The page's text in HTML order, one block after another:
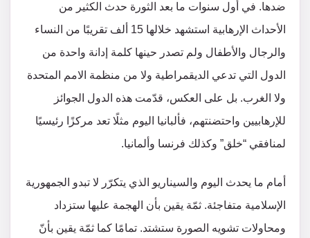
ضدها. في أول سنوات ما بعد الثورة حدث الكثير من
الأحداث الإرهابية استشهد خلالها 15 ألف تقريبًا من النساء
والرجال والأطفال ولم تصدر حينها كلمة إدانة واحدة من
الدول التي تدعي الديقمراطية ولا من منظمة الامم المتحدة
ولا الغرب. بل على العكس، قدّمت هذه الدول الجوائز
للإرهابيين واحتضنتهم، فألبانيا اليوم مثلًا تعد مركزًا رئيسيًا
لمنافقي “خلق” وكذلك فرنسا وألمانيا.
أمام ما يحدث اليوم والسيناريو الذي يتكرّر لا تبدو الجمهورية
الإسلامية متفاجئة. ثمّة يقين بأن الهجمة عليها ستزداد
ومحاولات تشويه الصورة ستشتد. تمامًا كما ثمّة يقين بأنّ